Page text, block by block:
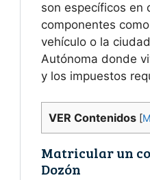
son específicos en
componentes
vehículo o la
Autónoma donde
y los impuestos
VER Contenidos [
Matricular un
Dozón